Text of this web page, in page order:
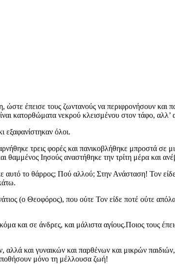
έπεισε τους ζωντανούς να περιφρονήσουν και
κατορθώματα νεκρού κλεισμένου στον τάφο,
όλοι.
τρεις φορές και πανικοβλήθηκε μπροστά σε
Ιησούς αναστήθηκε την τρίτη μέρα και
αυτό το θάρρος; Πού αλλού; Στην Ανάσταση! Τον
(ο Θεοφόρος), που ούτε Τον είδε ποτέ ούτε
και σε άνδρες, και μάλιστα αγίους.Ποιος τους
και γυναικών και παρθένων και μικρών
ποθήσουν μόνο τη μέλλουσα ζωή!